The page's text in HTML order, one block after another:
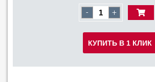
- +
КУПИТЬ В 1 КЛИК